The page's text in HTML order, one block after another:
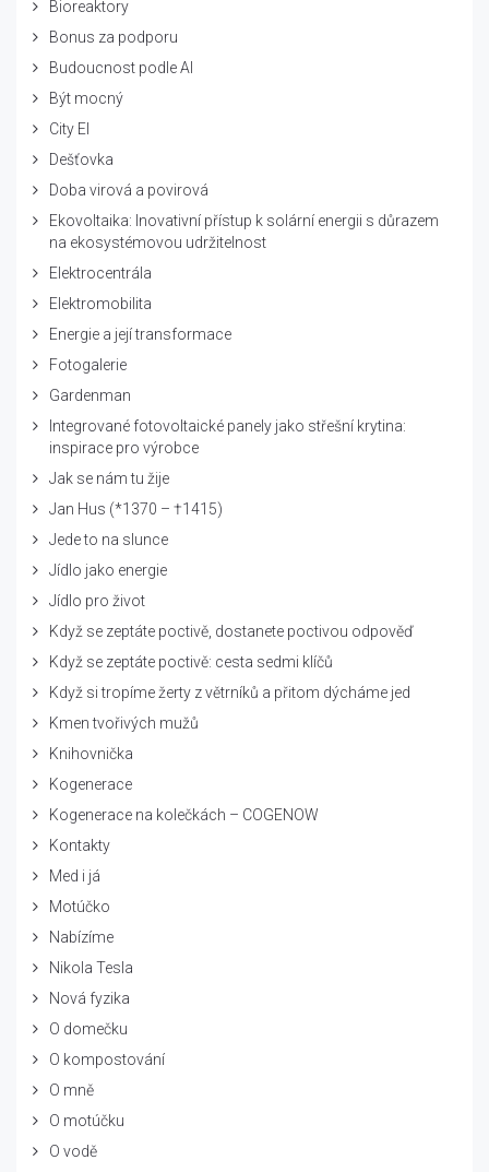
Bioreaktory
Bonus za podporu
Budoucnost podle AI
Být mocný
City El
Dešťovka
Doba virová a povirová
Ekovoltaika: Inovativní přístup k solární energii s důrazem
na ekosystémovou udržitelnost
Elektrocentrála
Elektromobilita
Energie a její transformace
Fotogalerie
Gardenman
Integrované fotovoltaické panely jako střešní krytina:
inspirace pro výrobce
Jak se nám tu žije
Jan Hus (*1370 – †1415)
Jede to na slunce
Jídlo jako energie
Jídlo pro život
Když se zeptáte poctivě, dostanete poctivou odpověď
Když se zeptáte poctivě: cesta sedmi klíčů
Když si tropíme žerty z větrníků a přitom dýcháme jed
Kmen tvořivých mužů
Knihovnička
Kogenerace
Kogenerace na kolečkách – COGENOW
Kontakty
Med i já
Motúčko
Nabízíme
Nikola Tesla
Nová fyzika
O domečku
O kompostování
O mně
O motúčku
O vodě